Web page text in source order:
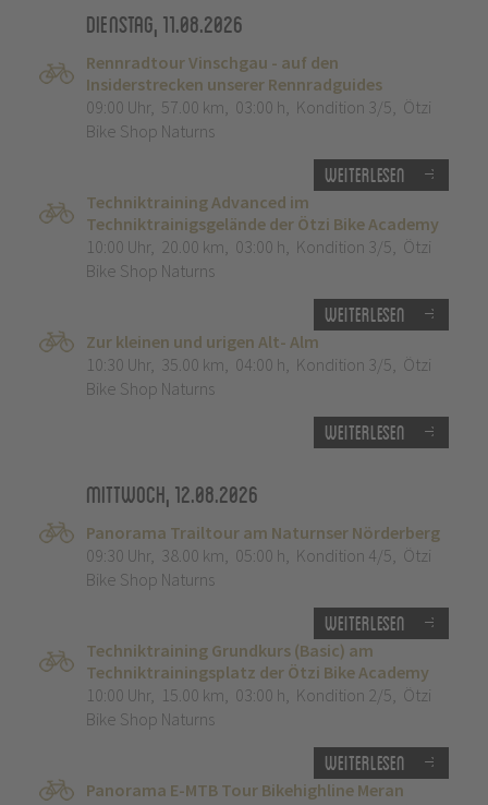
Dienstag, 11.08.2026
Rennradtour Vinschgau - auf den
Insiderstrecken unserer Rennradguides
09:00 Uhr, 57.00 km, 03:00 h, Kondition 3/5, Ötzi
Bike Shop Naturns
Weiterlesen
Techniktraining Advanced im
Techniktrainigsgelände der Ötzi Bike Academy
10:00 Uhr, 20.00 km, 03:00 h, Kondition 3/5, Ötzi
Bike Shop Naturns
Weiterlesen
Zur kleinen und urigen Alt- Alm
10:30 Uhr, 35.00 km, 04:00 h, Kondition 3/5, Ötzi
Bike Shop Naturns
Weiterlesen
Mittwoch, 12.08.2026
Panorama Trailtour am Naturnser Nörderberg
09:30 Uhr, 38.00 km, 05:00 h, Kondition 4/5, Ötzi
Bike Shop Naturns
Weiterlesen
Techniktraining Grundkurs (Basic) am
Techniktrainingsplatz der Ötzi Bike Academy
10:00 Uhr, 15.00 km, 03:00 h, Kondition 2/5, Ötzi
Bike Shop Naturns
Weiterlesen
Panorama E-MTB Tour Bikehighline Meran